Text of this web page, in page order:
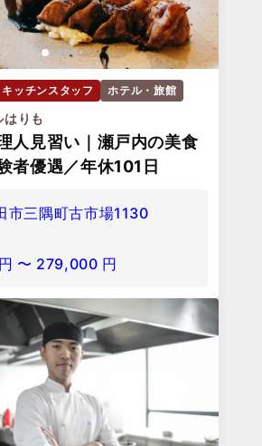
ッチンスタッフ ホテル・旅館
はりも
人見習い｜瀬戸内の美食
者優遇／年休101日
市三隅町古市場1130
円 〜 279,000 円